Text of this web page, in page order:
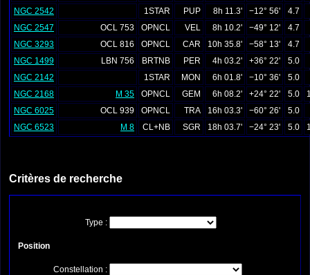
NGC 2542
1STAR PUP 8h 11.3' −12° 56'
4.7
NGC 2547
OCL 753 OPNCL VEL 8h 10.2' −49° 12'
4.7
NGC 3293
OCL 816 OPNCL CAR 10h 35.8' −58° 13'
4.7
NGC 1499
LBN 756 BRTNB PER 4h 03.2' +36° 22'
5.0
NGC 2142
1STAR MON 6h 01.8' −10° 36'
5.0
NGC 2168
M 35 OPNCL GEM 6h 08.2' +24° 22' 5.0
NGC 6025
OCL 939 OPNCL TRA 16h 03.3' −60° 26'
5.0
NGC 6523
M 8 CL+NB SGR 18h 03.7' −24° 23' 5.0
Critères de recherche
Type :
Position
Constellation :